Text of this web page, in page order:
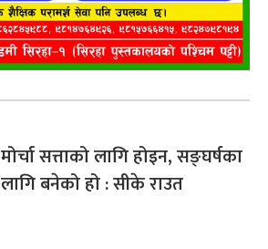
मोर्चा सत्ताको लागि होइन, सङ्घर्षका
लागि बनेको हो : सीके राउत